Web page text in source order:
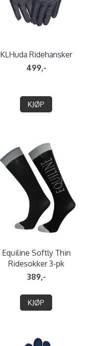
KLHuda Ridehansker
499,-
KJØP
Equiline Softly Thin
Ridesokker 3-pk
389,-
KJØP